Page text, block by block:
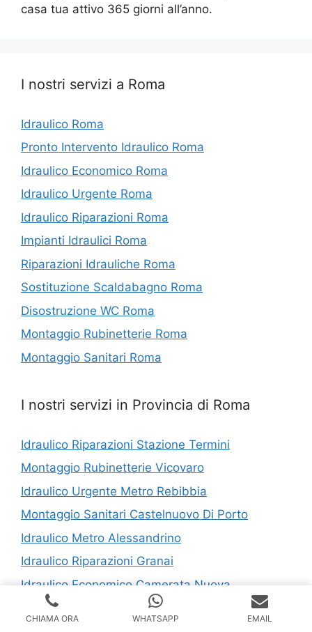
casa tua attivo 365 giorni all’anno.
I nostri servizi a Roma
Idraulico Roma
Pronto Intervento Idraulico Roma
Idraulico Economico Roma
Idraulico Urgente Roma
Idraulico Riparazioni Roma
Impianti Idraulici Roma
Riparazioni Idrauliche Roma
Sostituzione Scaldabagno Roma
Disostruzione WC Roma
Montaggio Rubinetterie Roma
Montaggio Sanitari Roma
I nostri servizi in Provincia di Roma
Idraulico Riparazioni Stazione Termini
Montaggio Rubinetterie Vicovaro
Idraulico Urgente Metro Rebibbia
Montaggio Sanitari Castelnuovo Di Porto
Idraulico Metro Alessandrino
Idraulico Riparazioni Granai
Idraulico Economico Camerata Nuova
Disostruzione WC Riano
CHIAMA ORA WHATSAPP EMAIL